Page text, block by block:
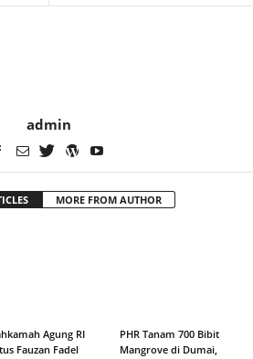
admin
MORE FROM AUTHOR
Agung RI
Fauzan Fadel
PHR Tanam 700 Bibit
Mangrove di Dumai,